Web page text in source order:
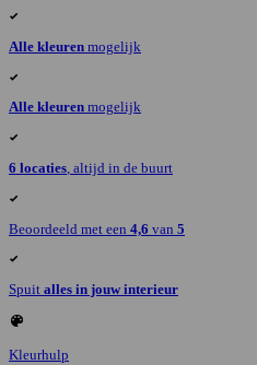
Alle kleuren mogelijk
Alle kleuren mogelijk
6 locaties, altijd in de buurt
Beoordeeld met een 4,6 van 5
Spuit alles in jouw interieur
Kleurhulp